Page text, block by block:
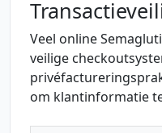
Veel online
veilige
om klantinformatie